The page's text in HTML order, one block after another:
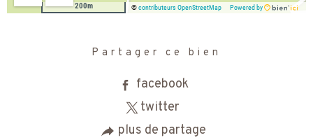
200m ©contributeurs OpenStreetMap Powered by
Partager ce bien
facebook
twitter
plus de partage